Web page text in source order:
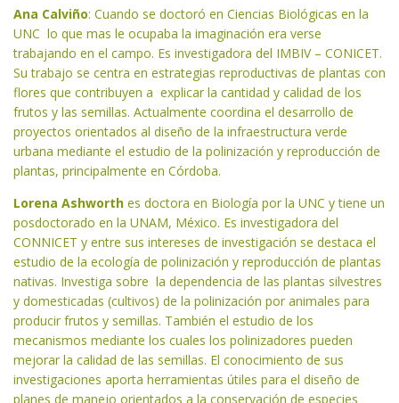
Ana Calviño: Cuando se doctoró en Ciencias Biológicas en la
UNC lo que mas le ocupaba la imaginación era verse
trabajando en el campo. Es investigadora del IMBIV – CONICET.
Su trabajo se centra en estrategias reproductivas de plantas con
flores que contribuyen a explicar la cantidad y calidad de los
frutos y las semillas. Actualmente coordina el desarrollo de
proyectos orientados al diseño de la infraestructura verde
urbana mediante el estudio de la polinización y reproducción de
plantas, principalmente en Córdoba.
Lorena Ashworth es doctora en Biología por la UNC y tiene un
posdoctorado en la UNAM, México. Es investigadora del
CONNICET y entre sus intereses de investigación se destaca el
estudio de la ecología de polinización y reproducción de plantas
nativas. Investiga sobre la dependencia de las plantas silvestres
y domesticadas (cultivos) de la polinización por animales para
producir frutos y semillas. También el estudio de los
mecanismos mediante los cuales los polinizadores pueden
mejorar la calidad de las semillas. El conocimiento de sus
investigaciones aporta herramientas útiles para el diseño de
planes de manejo orientados a la conservación de especies